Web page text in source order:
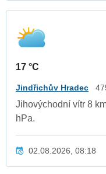
17 °C
Jindřichův Hradec
Jihovýchodní vítr 8
hPa.
02.08.2026, 08:18